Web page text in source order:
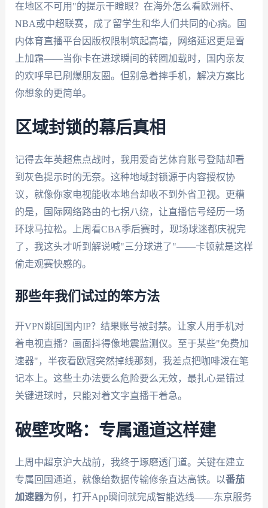
在地区不可用"的提示干瞪眼？在海外怎么看欧洲杯、
NBA或中超联赛，成了留学生和华人们共同的心病。国
内体育直播平台因版权限制筑起高墙，网络延迟更是雪
上加霜——当你卡在进球瞬间的转圈加载时，国内亲友
的欢呼早已刷爆朋友圈。但别急着摔手机，解决方案比
你想象的更简单。
区域封锁的幕后真相
记得去年英超焦点战时，我用爱奇艺体育账号登陆却看
到灰色提示时的无奈。这种地域封锁源于内容授权协
议，就像你家电视能收本地台却收不到外省卫视。更糟
的是，国际网络路由的七拐八绕，让直播信号经历一场
环球马拉松。上周看CBA季后赛时，现场球迷都庆祝完
了，我这头才听到解说喊"三分球进了"——卡顿就是这样
偷走观赛快感的。
那些年我们试过的笨方法
开VPN跳回国内IP？结果账号被封禁。让家人用手机对
着电视直播？画面抖得像地震监测仪。至于某些"免费加
速器"，半夜看欧冠突然掉线那刻，我差点把咖啡泼在笔
记本上。这些土办法要么危险要么无效，最扎心是错过
关键进球时，只能对着文字直播干着急。
破壁攻略：专属通道这样建
上周中超京沪大战前，我终于琢磨透门道。关键在建立
专属回国通道，就像给数据传输修条直达高铁。以番茄
加速器为例，打开App瞬间就完成智能选线——东京服务